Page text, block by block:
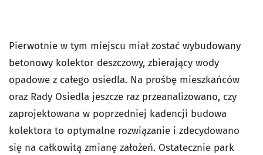
Pierwotnie w tym miejscu miał zostać wybudowany
betonowy kolektor deszczowy, zbierający wody
opadowe z całego osiedla. Na prośbę mieszkańców
oraz Rady Osiedla jeszcze raz przeanalizowano, czy
zaprojektowana w poprzedniej kadencji budowa
kolektora to optymalne rozwiązanie i zdecydowano
się na całkowitą zmianę założeń. Ostatecznie park